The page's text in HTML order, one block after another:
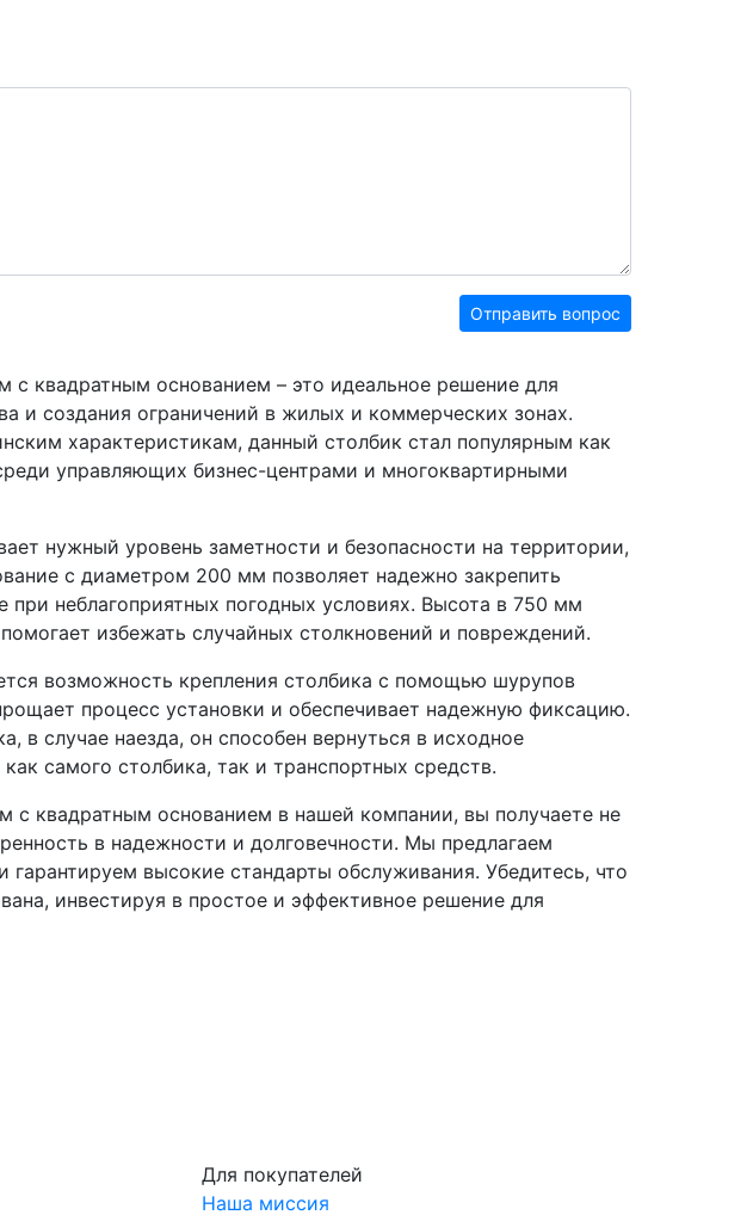
Отправить вопрос
квадратным основанием – это идеальное решение для
и создания ограничений в жилых и коммерческих зонах.
характеристикам, данный столбик стал популярным как
управляющих бизнес-центрами и многоквартирными
нужный уровень заметности и безопасности на территории,
с диаметром 200 мм позволяет надежно закрепить
при неблагоприятных погодных условиях. Высота в 750 мм
избежать случайных столкновений и повреждений.
возможность крепления столбика с помощью шурупов
процесс установки и обеспечивает надежную фиксацию.
в случае наезда, он способен вернуться в исходное
самого столбика, так и транспортных средств.
с квадратным основанием в нашей компании, вы получаете не
в надежности и долговечности. Мы предлагаем
высокие стандарты обслуживания. Убедитесь, что
инвестируя в простое и эффективное решение для
Для покупателей
Наша миссия